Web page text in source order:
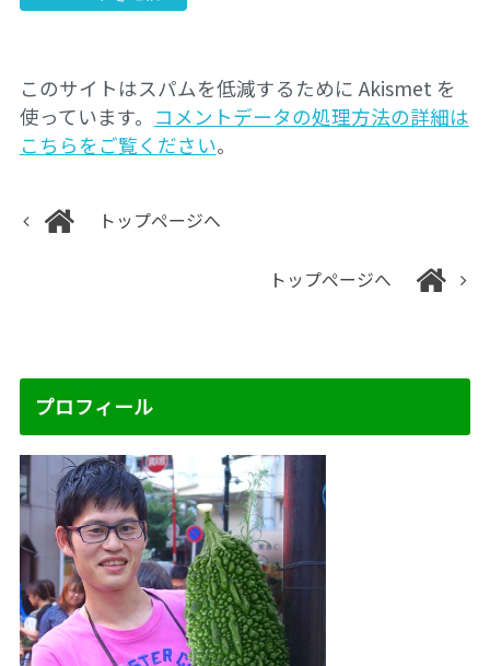
このサイトはスパムを低減するために Akismet を
使っています。 コメントデータの処理方法の詳細は
こちらをご覧ください。
トップページへ
トップページへ
プロフィール